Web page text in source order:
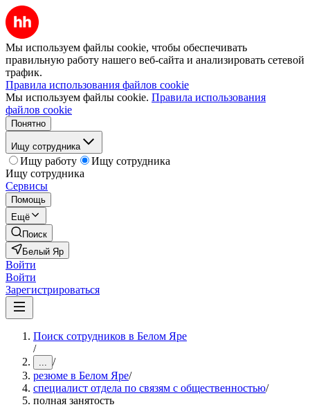
Мы используем файлы cookie, чтобы обеспечивать
правильную работу нашего веб-сайта и анализировать сетевой
трафик.
Правила использования файлов cookie
Мы используем файлы cookie. Правила использования
файлов cookie
Понятно
Ищу сотрудника
Ищу работу
Ищу сотрудника
Ищу сотрудника
Сервисы
Помощь
Ещё
Поиск
Белый Яр
Войти
Войти
Зарегистрироваться
Поиск сотрудников в Белом Яре
/
... /
резюме в Белом Яре/
специалист отдела по связям с общественностью/
полная занятость